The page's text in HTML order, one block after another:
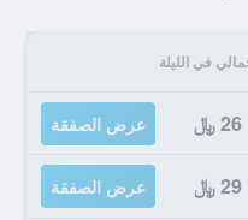
في الليلة
26 ﷼ عرض الصفقة
29 ﷼ عرض الصفقة